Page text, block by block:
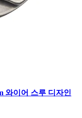
와이어 스루 디자인